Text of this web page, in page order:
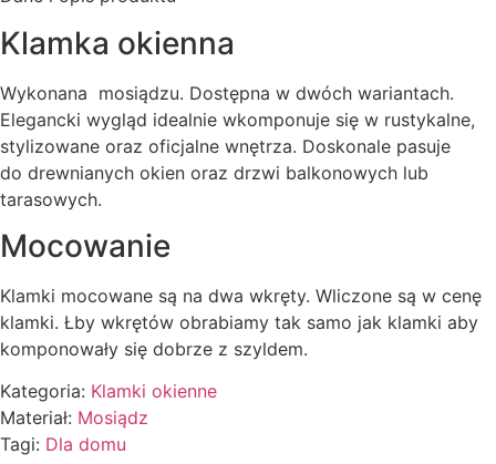
Klamka okienna
Wykonana mosiądzu. Dostępna w dwóch wariantach.
Elegancki wygląd idealnie wkomponuje się w rustykalne,
stylizowane oraz oficjalne wnętrza. Doskonale pasuje
do drewnianych okien oraz drzwi balkonowych lub
tarasowych.
Mocowanie
Klamki mocowane są na dwa wkręty. Wliczone są w cenę
klamki. Łby wkrętów obrabiamy tak samo jak klamki aby
komponowały się dobrze z szyldem.
Kategoria: Klamki okienne
Materiał: Mosiądz
Tagi: Dla domu